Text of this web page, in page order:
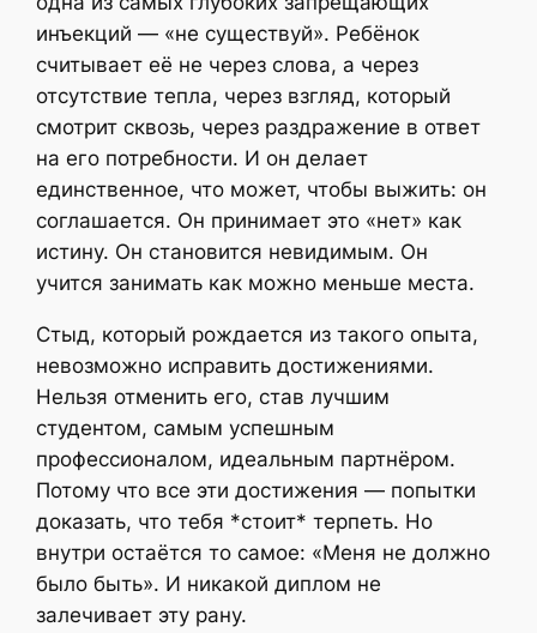
инъекций — «не существуй». Ребёнок
считывает её не через слова, а через
отсутствие тепла, через взгляд, который
смотрит сквозь, через раздражение в ответ
на его потребности. И он делает
единственное, что может, чтобы выжить: он
соглашается. Он принимает это «нет» как
истину. Он становится невидимым. Он
учится занимать как можно меньше места.
Стыд, который рождается из такого опыта,
невозможно исправить достижениями.
Нельзя отменить его, став лучшим
студентом, самым успешным
профессионалом, идеальным партнёром.
Потому что все эти достижения — попытки
доказать, что тебя *стоит* терпеть. Но
внутри остаётся то самое: «Меня не должно
было быть». И никакой диплом не
залечивает эту рану.